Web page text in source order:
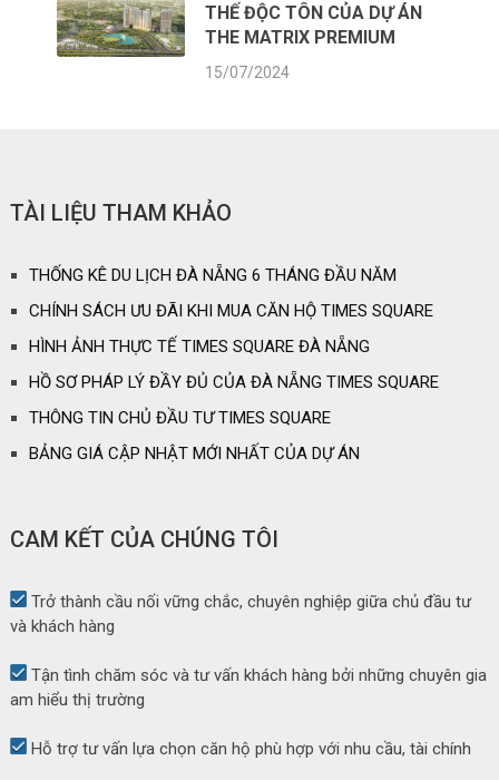
THẾ ĐỘC TÔN CỦA DỰ ÁN
THE MATRIX PREMIUM
15/07/2024
TÀI LIỆU THAM KHẢO
THỐNG KÊ DU LỊCH ĐÀ NẴNG 6 THÁNG ĐẦU NĂM
CHÍNH SÁCH ƯU ĐÃI KHI MUA CĂN HỘ TIMES SQUARE
HÌNH ẢNH THỰC TẾ TIMES SQUARE ĐÀ NẴNG
HỒ SƠ PHÁP LÝ ĐẦY ĐỦ CỦA ĐÀ NẴNG TIMES SQUARE
THÔNG TIN CHỦ ĐẦU TƯ TIMES SQUARE
BẢNG GIÁ CẬP NHẬT MỚI NHẤT CỦA DỰ ÁN
CAM KẾT CỦA CHÚNG TÔI
Trở thành cầu nối vững chắc, chuyên nghiệp giữa chủ đầu tư
và khách hàng
Tận tình chăm sóc và tư vấn khách hàng bởi những chuyên gia
am hiểu thị trường
Hỗ trợ tư vấn lựa chọn căn hộ phù hợp với nhu cầu, tài chính